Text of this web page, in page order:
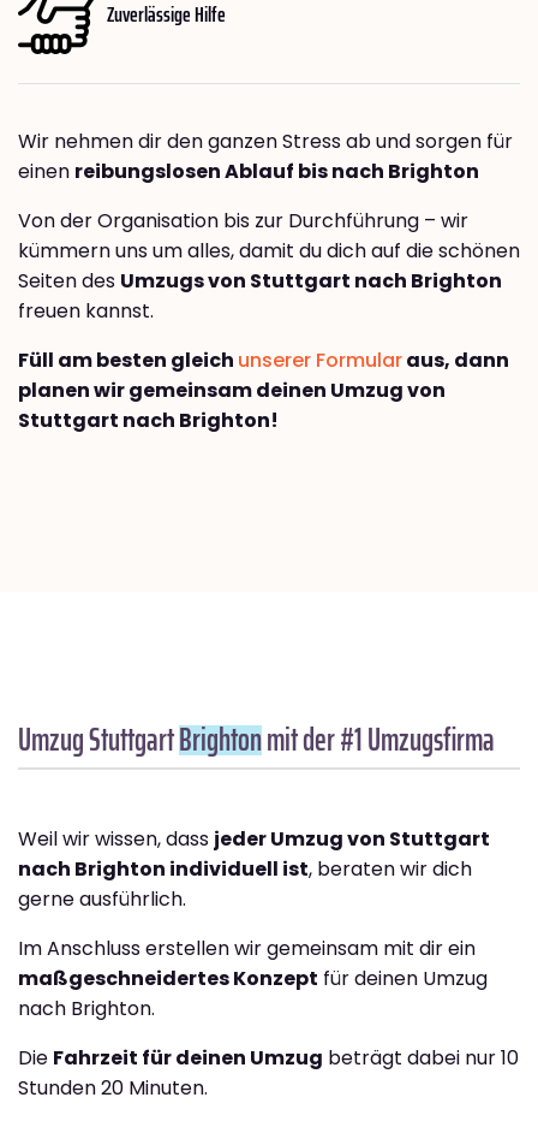
Zuverlässige Hilfe
Wir nehmen dir den ganzen Stress ab und sorgen für
einen reibungslosen Ablauf bis nach Brighton
Von der Organisation bis zur Durchführung – wir
kümmern uns um alles, damit du dich auf die schönen
Seiten des Umzugs von Stuttgart nach Brighton
freuen kannst.
Füll am besten gleich unserer Formularaus, dann
planen wir gemeinsam deinen Umzug von
Stuttgart nach Brighton!
Umzug StuttgartBrightonmit der #1 Umzugsfirma
Weil wir wissen, dass jeder Umzug von Stuttgart
nach Brighton individuell ist, beraten wir dich
gerne ausführlich.
Im Anschluss erstellen wir gemeinsam mit dir ein
maßgeschneidertes Konzept für deinen Umzug
nach Brighton.
Die Fahrzeit für deinen Umzug beträgt dabei nur 10
Stunden 20 Minuten.